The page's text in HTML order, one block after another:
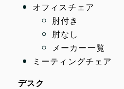
オフィスチェア
肘付き
肘なし
メーカー一覧
ミーティングチェア
デスク